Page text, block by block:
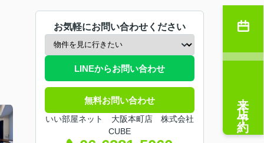
お気軽にお問い合わせください
LINEからお問い合わせ
無料お問い合わせ
いい部屋ネット 大阪本町店 株式会社
CUBE
来店予約